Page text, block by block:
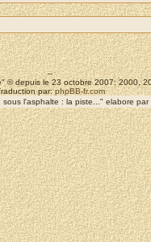
--
© depuis le 23 octobre 2007; 2000,
par:phpBB-fr.com
l'asphalte : la piste..." elabore par